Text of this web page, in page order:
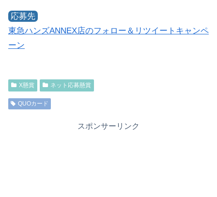
応募先
東急ハンズANNEX店のフォロー＆リツイートキャンペ
ーン
X懸賞 ネット応募懸賞
QUOカード
スポンサーリンク